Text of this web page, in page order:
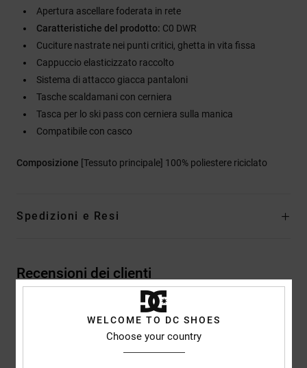
Apertura ascellare foderata in rete
Caratteristiche del prodotto: C0 DWR
Cuciture nastrate nei punti critici, ghetta in vita fissa
Cappuccio elasticizzato raccolto
Sistema di attacco giacca pantaloni
Tasche scaldamani con cerniera
Tasca per lo ski pass con cerniera sulla manica
Compatibile con casco
Composizione [Tessuto principale] 100% poliestere riciclato
Spedizioni e Resi
Recensioni dei clienti
Punteggio medio
5.0
WELCOME TO DC SHOES
Choose your country